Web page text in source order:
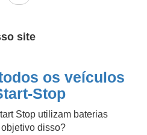
site
os veículos
Stop
Stop utilizam baterias
disso?